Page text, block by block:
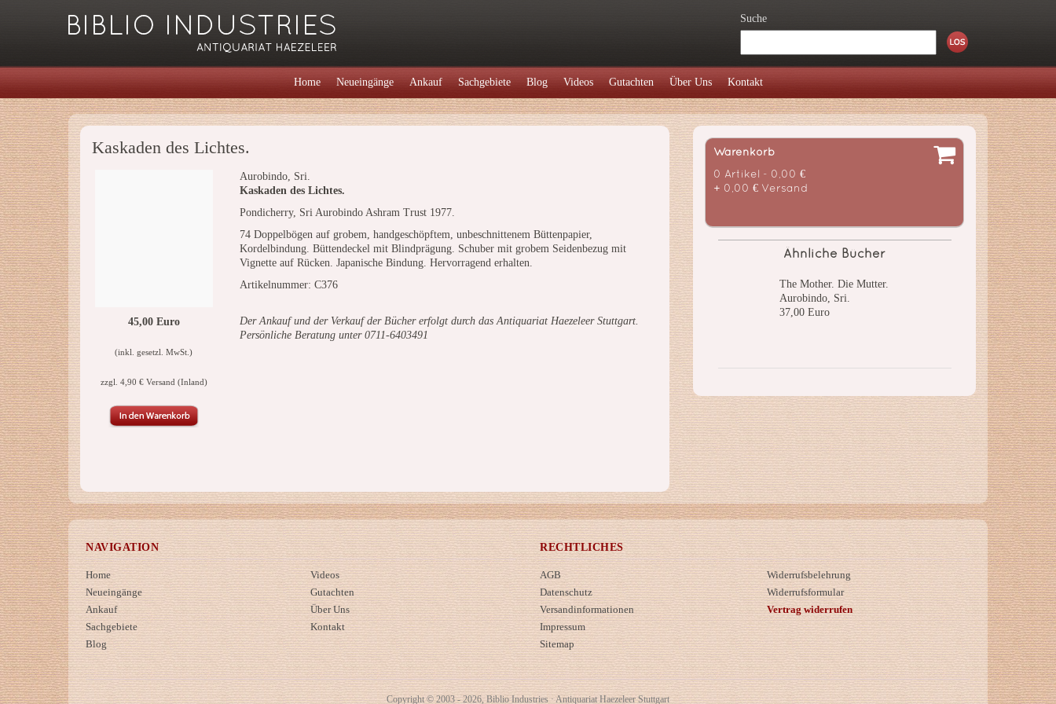
Suche
Home Neueingänge Ankauf Sachgebiete Blog Videos Gutachten Über Uns Kontakt
Kaskaden des Lichtes.
45,00 Euro
(inkl. gesetzl. MwSt.)
zzgl. 4,90 € Versand (Inland)
Aurobindo, Sri.
Kaskaden des Lichtes.
Pondicherry, Sri Aurobindo Ashram Trust 1977.
74 Doppelbögen auf grobem, handgeschöpftem, unbeschnittenem Büttenpapier,
Kordelbindung. Büttendeckel mit Blindprägung. Schuber mit grobem Seidenbezug mit
Vignette auf Rücken. Japanische Bindung. Hervorragend erhalten.
Artikelnummer: C376
Der Ankauf und der Verkauf der Bücher erfolgt durch das Antiquariat Haezeleer Stuttgart.
Persönliche Beratung unter 0711-6403491
Warenkorb
0 Artikel - 0,00 €
+ 0,00 € Versand
Ähnliche Bücher
The Mother. Die Mutter.
Aurobindo, Sri.
37,00 Euro
NAVIGATION
Home
Neueingänge
Ankauf
Sachgebiete
Blog
Videos
Gutachten
Über Uns
Kontakt
RECHTLICHES
AGB
Datenschutz
Versandinformationen
Impressum
Sitemap
Widerrufsbelehrung
Widerrufsformular
Vertrag widerrufen
Copyright © 2003 - 2026, Biblio Industries · Antiquariat Haezeleer Stuttgart